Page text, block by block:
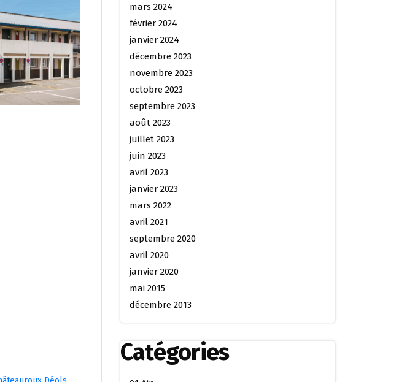
mars 2024
février 2024
janvier 2024
décembre 2023
novembre 2023
octobre 2023
septembre 2023
août 2023
juillet 2023
juin 2023
avril 2023
janvier 2023
mars 2022
avril 2021
septembre 2020
avril 2020
janvier 2020
mai 2015
décembre 2013
Catégories